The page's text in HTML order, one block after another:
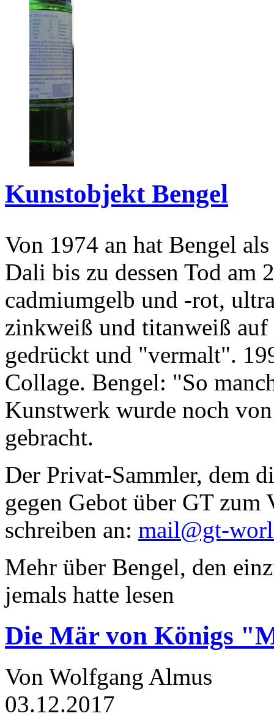
Kunstobjekt Bengel
Von 1974 an hat Bengel
Dali bis zu dessen Tod am
cadmiumgelb und -rot,
zinkweiß und titanweiß
gedrückt und "vermalt".
Collage. Bengel: "So
Kunstwerk wurde noch
gebracht.
Der Privat-Sammler, dem
gegen Gebot über GT zum
schreiben an: mail@gt-
Mehr über Bengel, den
jemals hatte lesen
Die Mär von Königs
Von Wolfgang Almus
03.12.2017